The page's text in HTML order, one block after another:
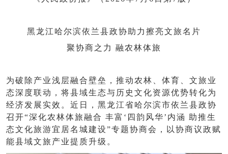
黑龙江哈尔滨依兰县政协助力擦亮文旅名片
聚协商之力 融农林体旅
为破除产业浅层融合壁垒，推动农林、体育、文旅业
态深度联动，将县域生态与历史文化资源优势转化为
经济发展实效。近日，黑龙江省哈尔滨市依兰县政协
召开“深化农林体旅融合 丰富‘四韵风华’内涵 助推生
态文化旅游宜居名城建设”专题协商会，以协商议政赋
能县域文旅产业提质升级。